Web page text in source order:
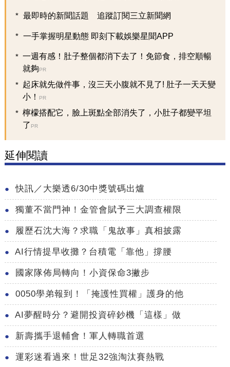
最即時的新聞話題 追蹤訂閱三立新聞網
一手掌握明星動態 即刻下載娛樂星聞APP
一週有感！肚子整個都消下去了！免節食，排空順暢
就夠PR
起床就先做件事，沒三天小腹就不見了! 肚子一天天變
小！
PR
檸檬搭配它，臉上斑點全部消失了，小肚子都變平坦
了 PR
延伸閱讀
快訊／大樂透6/30中獎號碼出爐
獨董不當門神！金管會賦予三大調查權限
履歷石沈大海？求職「鬼故事」真相披露
AI行情提早收攤？台積電「靠他」撐腰
國家隊佈局轉向！小資保命3撇步
0050學弟報到！「掩護性買權」護身的他
AI夢醒時分？避開投資碎鈔機「這樣」做
新壽攜手退輔會！軍人轉職首選
運彩迷看過來！世足32強淘汰賽熱戰